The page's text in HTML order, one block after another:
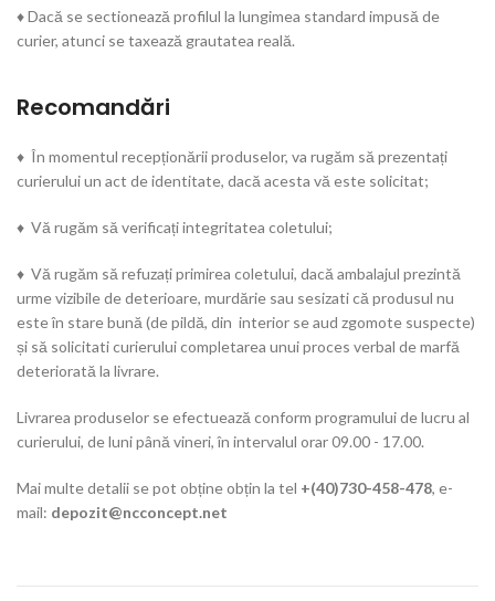
♦ Dacă se sectionează profilul la lungimea standard impusă de
curier, atunci se taxează grautatea reală.
Recomandări
♦ În momentul recepționării produselor, va rugăm să prezentați
curierului un act de identitate, dacă acesta vă este solicitat;
♦ Vă rugăm să verificați integritatea coletului;
♦ Vă rugăm să refuzați primirea coletului, dacă ambalajul prezintă
urme vizibile de deterioare, murdărie sau sesizati că produsul nu
este în stare bună (de pildă, din interior se aud zgomote suspecte)
și să solicitati curierului completarea unui proces verbal de marfă
deteriorată la livrare.
Livrarea produselor se efectuează conform programului de lucru al
curierului, de luni până vineri, în intervalul orar 09.00 - 17.00.
Mai multe detalii se pot obține obțin la tel +(40)730-458-478, e-
mail: depozit@ncconcept.net